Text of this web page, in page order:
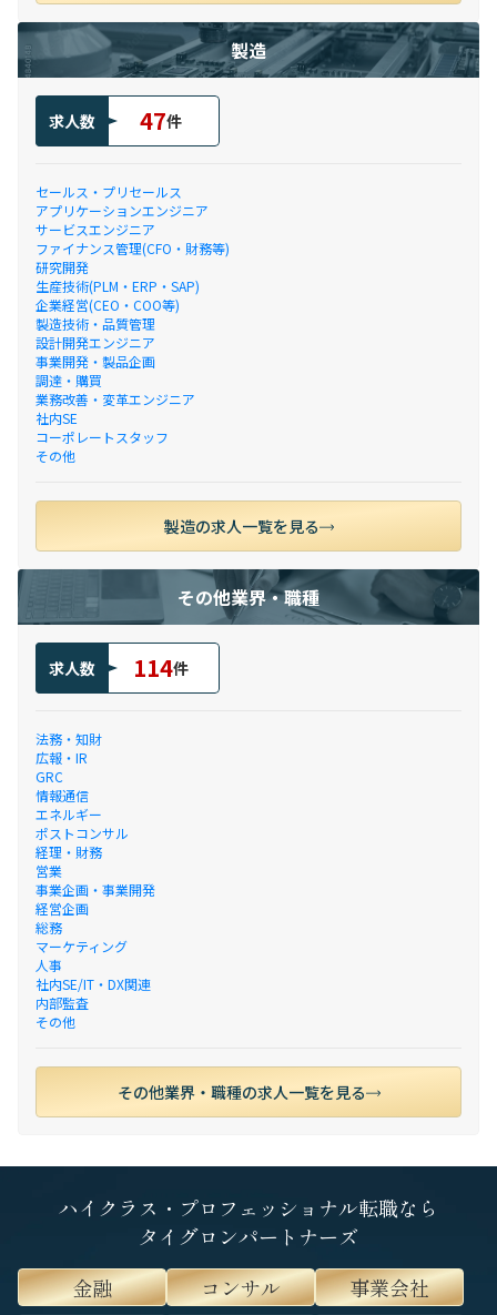
製造
求人数 47件
セールス・プリセールス
アプリケーションエンジニア
サービスエンジニア
ファイナンス管理(CFO・財務等)
研究開発
生産技術(PLM・ERP・SAP)
企業経営(CEO・COO等)
製造技術・品質管理
設計開発エンジニア
事業開発・製品企画
調達・購買
業務改善・変革エンジニア
社内SE
コーポレートスタッフ
その他
製造の求人一覧を見る
その他業界・職種
求人数 114件
法務・知財
広報・IR
GRC
情報通信
エネルギー
ポストコンサル
経理・財務
営業
事業企画・事業開発
経営企画
総務
マーケティング
人事
社内SE/IT・DX関連
内部監査
その他
その他業界・職種の求人一覧を見る
ハイクラス・プロフェッショナル転職なら
タイグロンパートナーズ
金融
コンサル 事業会社